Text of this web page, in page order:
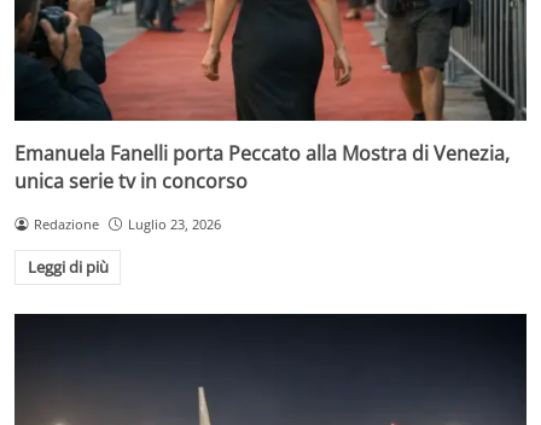
Emanuela Fanelli porta Peccato alla Mostra di Venezia,
unica serie tv in concorso
Redazione Luglio 23, 2026
Leggi di più